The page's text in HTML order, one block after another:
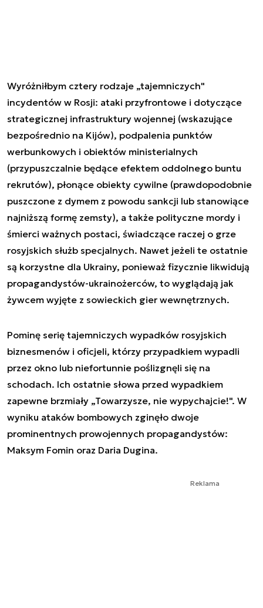
Wyróżniłbym cztery rodzaje „tajemniczych"
incydentów w Rosji: ataki przyfrontowe i dotyczące
strategicznej infrastruktury wojennej (wskazujące
bezpośrednio na Kijów), podpalenia punktów
werbunkowych i obiektów ministerialnych
(przypuszczalnie będące efektem oddolnego buntu
rekrutów), płonące obiekty cywilne (prawdopodobnie
puszczone z dymem z powodu sankcji lub stanowiące
najniższą formę zemsty), a także polityczne mordy i
śmierci ważnych postaci, świadczące raczej o grze
rosyjskich służb specjalnych. Nawet jeżeli te ostatnie
są korzystne dla Ukrainy, ponieważ fizycznie likwidują
propagandystów-ukrainożerców, to wyglądają jak
żywcem wyjęte z sowieckich gier wewnętrznych.
Pominę serię tajemniczych wypadków rosyjskich
biznesmenów i oficjeli, którzy przypadkiem wypadli
przez okno lub niefortunnie poślizgnęli się na
schodach. Ich ostatnie słowa przed wypadkiem
zapewne brzmiały „Towarzysze, nie wypychajcie!". W
wyniku ataków bombowych zginęło dwoje
prominentnych prowojennych propagandystów:
Maksym Fomin oraz Daria Dugina.
Reklama